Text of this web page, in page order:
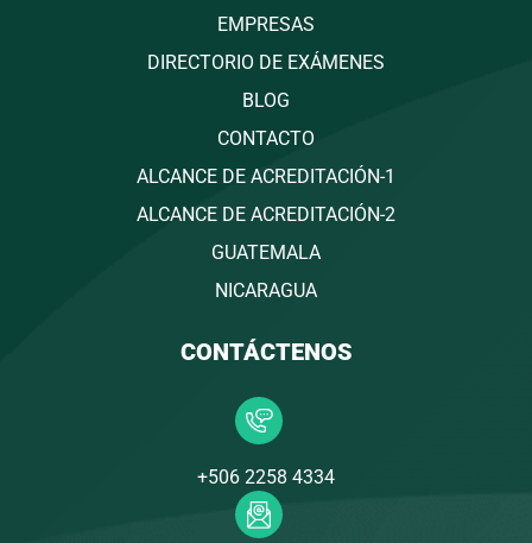
EMPRESAS
DIRECTORIO DE EXÁMENES
BLOG
CONTACTO
ALCANCE DE ACREDITACIÓN-1
ALCANCE DE ACREDITACIÓN-2
GUATEMALA
NICARAGUA
CONTÁCTENOS
+506 2258 4334